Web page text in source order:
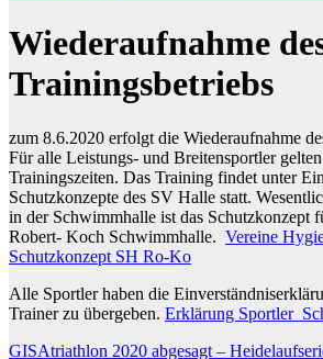
Wiederaufnahme
Trainingsbetriebs
zum 8.6.2020 erfolgt die Wiederaufnahme
Für alle Leistungs- und Breitensportler
Trainingszeiten. Das Training findet unter
Schutzkonzepte des SV Halle statt.
in der Schwimmhalle ist das Schutzkonzept
Robert- Koch Schwimmhalle. Vereine
Schutzkonzept SH Ro-Ko
Alle Sportler haben die
Trainer zu übergeben. Erklärung
GISAtriathlon 2020 abgesagt –